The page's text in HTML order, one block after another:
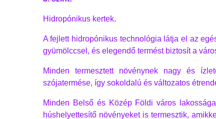
Hidropónikus kertek.
A fejlett hidropónikus technológia látja el az
gyümölccsel, és elegendő termést biztosít a
Minden termesztett növénynek nagy és
szójatermése, így sokoldalú és változatos
Minden Belső és Közép Földi város
húshelyettesítő növényeket is termesztik,